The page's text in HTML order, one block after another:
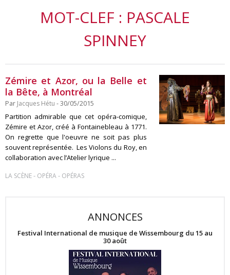
MOT-CLEF : PASCALE
SPINNEY
Zémire et Azor, ou la Belle et
la Bête, à Montréal
Par Jacques Hétu - 30/05/2015
Partition admirable que cet opéra-comique,
Zémire et Azor, créé à Fontainebleau à 1771.
On regrette que l'oeuvre ne soit pas plus
souvent représentée. Les Violons du Roy, en
collaboration avec l’Atelier lyrique ...
LA SCÈNE- OPÉRA- OPÉRAS
ANNONCES
Festival International de musique de Wissembourg du 15 au
30 août